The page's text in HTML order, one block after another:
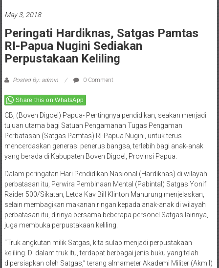
May 3, 2018
Peringati Hardiknas, Satgas Pamtas
RI-Papua Nugini Sediakan
Perpustakaan Keliling
Posted By: admin 0 Comment
Share this on WhatsApp
CB, (Boven Digoel) Papua- Pentingnya pendidikan, seakan menjadi
tujuan utama bagi Satuan Pengamanan Tugas Pengaman
Perbatasan (Satgas Pamtas) RI-Papua Nugini, untuk terus
mencerdaskan generasi penerus bangsa, terlebih bagi anak-anak
yang berada di Kabupaten Boven Digoel, Provinsi Papua.
Dalam peringatan Hari Pendidikan Nasional (Hardiknas) di wilayah
perbatasan itu, Perwira Pembinaan Mental (Pabintal) Satgas Yonif
Raider 500/Sikatan, Letda Kav Bill Klinton Manurung menjelaskan,
selain membagikan makanan ringan kepada anak-anak di wilayah
perbatasan itu, dirinya bersama beberapa personel Satgas lainnya,
juga membuka perpustakaan keliling.
“Truk angkutan milik Satgas, kita sulap menjadi perpustakaan
keliling. Di dalam truk itu, terdapat berbagai jenis buku yang telah
dipersiapkan oleh Satgas,” terang almameter Akademi Militer (Akmil)